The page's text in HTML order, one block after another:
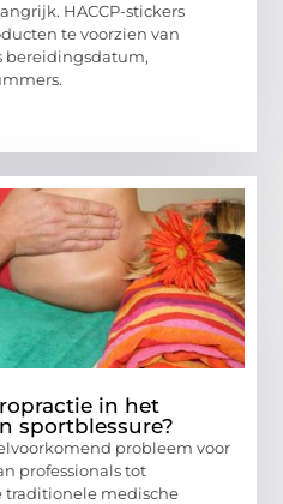
HACCP-stickers
te voorzien van
bereidingsdatum,
in het
sportblessure?
probleem voor
professionals tot
traditionele medische